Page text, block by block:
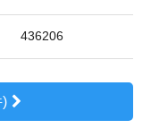
436206
)